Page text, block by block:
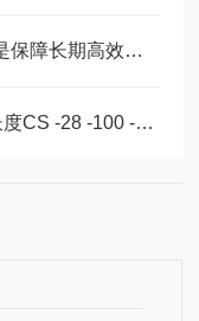
系统的维护保养海德汉编码器系统是保障长期高效运转的重要环节
TLV -43 -5680 -NIC型号，尺寸，长度CS -28 -100 -2RS -B -NIC 。